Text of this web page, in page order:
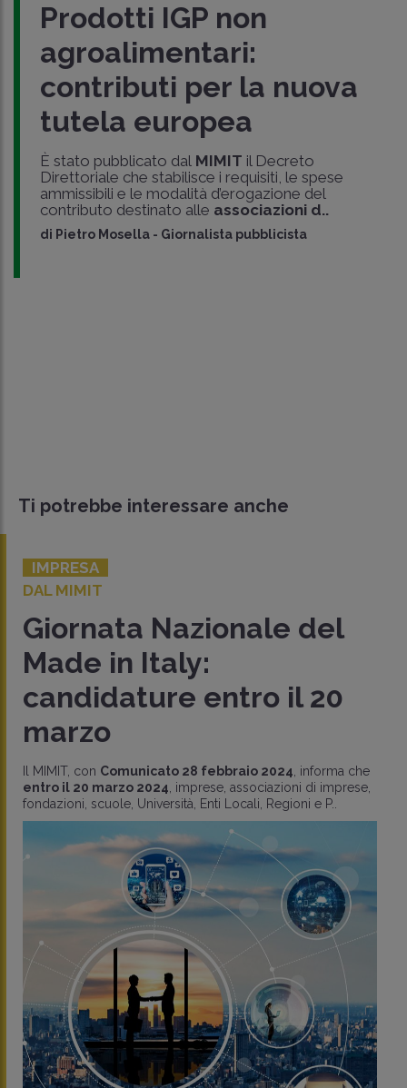
Prodotti IGP non
agroalimentari:
contributi per la nuova
tutela europea
È stato pubblicato dalMIMIT il Decreto
Direttoriale che stabilisce i requisiti, le spese
ammissibili e le modalità d’erogazione del
contributo destinato alle associazioni d..
di Pietro Mosella - Giornalista pubblicista
Ti potrebbe interessare anche
IMPRESA
DAL MIMIT
Giornata Nazionale del
Made in Italy:
candidature entro il 20
marzo
Il MIMIT, con Comunicato 28 febbraio 2024, informa che
entro il 20 marzo 2024, imprese, associazioni di imprese,
fondazioni, scuole, Università, Enti Locali, Regioni e P..